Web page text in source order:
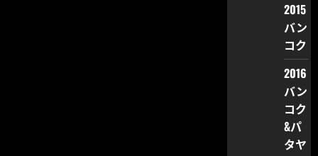
2015
バン
コク
2016
バン
コク
&パ
タヤ